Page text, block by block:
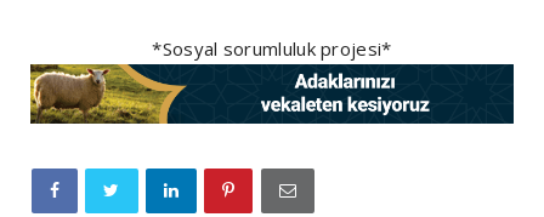
*Sosyal sorumluluk projesi*